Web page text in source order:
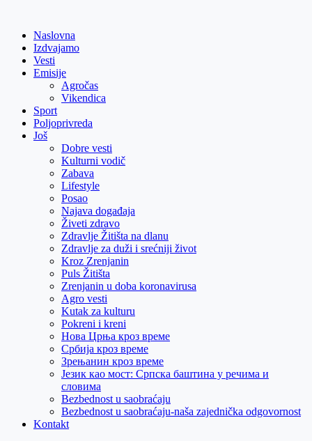
contentNaslovna
Izdvajamo
Vesti
Emisije
Agročas
Vikendica
Sport
Poljoprivreda
Još
Dobre vesti
Kulturni vodič
Zabava
Lifestyle
Posao
Najava događaja
Živeti zdravo
Zdravlje Žitišta na dlanu
Zdravlje za duži i srećniji život
Kroz Zrenjanin
Puls Žitišta
Zrenjanin u doba koronavirusa
Agro vesti
Kutak za kulturu
Pokreni i kreni
Нова Црња кроз време
Србија кроз време
Зрењанин кроз време
Језик као мост: Српска баштина у речима и
словима
Bezbednost u saobraćaju
Bezbednost u saobraćaju-naša zajednička odgovornost
Kontakt